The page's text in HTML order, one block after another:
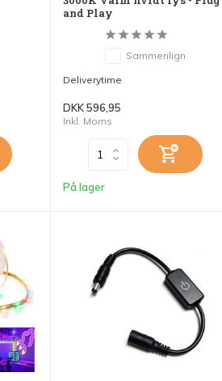
and Play
Sammenlign
Deliverytime
DKK 596,95
Inkl. Moms
På lager